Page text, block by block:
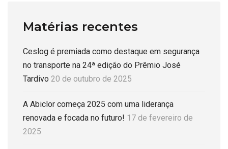
Matérias recentes
Ceslog é premiada como destaque em segurança
no transporte na 24ª edição do Prêmio José
Tardivo 20 de outubro de 2025
A Abiclor começa 2025 com uma liderança
renovada e focada no futuro! 17 de fevereiro de
2025